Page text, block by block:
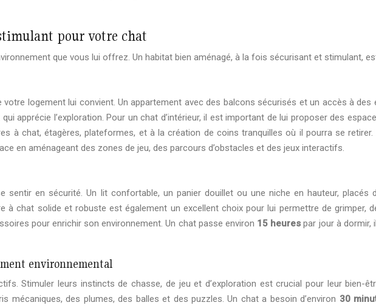
pour votre chat
que vous lui offrez. Un habitat bien aménagé, à la fois sécurisant et stimulant,
votre logement lui convient. Un appartement avec des balcons sécurisés et un accès à
apprécie l’exploration. Pour un chat d’intérieur, il est important de lui proposer des
à chat, étagères, plateformes, et à la création de coins tranquilles où il pourra se retirer.
en aménageant des zones de jeu, des parcours d’obstacles et des jeux interactifs.
en sécurité. Un lit confortable, un panier douillet ou une niche en hauteur, placés
à chat solide et robuste est également un excellent choix pour lui permettre de grimper,
pour enrichir son environnement. Un chat passe environ 15 heurespar jour à dormir,
environnemental
Stimuler leurs instincts de chasse, de jeu et d’exploration est crucial pour leur bien-
des plumes, des balles et des puzzles. Un chat a besoin d’environ 30